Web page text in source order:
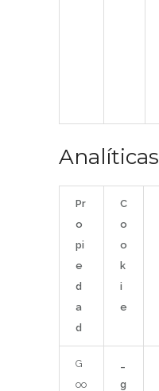
Analíticas
Pr
o
pi
e
d
a
d
C
o
o
k
i
e
G
oo
g